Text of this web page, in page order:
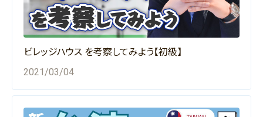
ビレッジハウス を考察してみよう【初級】
2021/03/04